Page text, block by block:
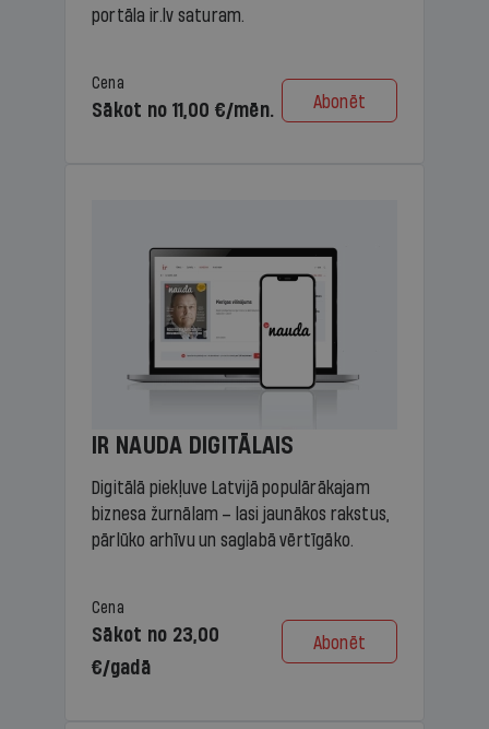
portāla ir.lv saturam.
Cena
Sākot no 11,00 €/mēn. Abonēt
IR NAUDA DIGITĀLAIS
Digitālā piekļuve Latvijā populārākajam
biznesa žurnālam – lasi jaunākos rakstus,
pārlūko arhīvu un saglabā vērtīgāko.
Cena
Sākot no 23,00
€/gadā
Abonēt